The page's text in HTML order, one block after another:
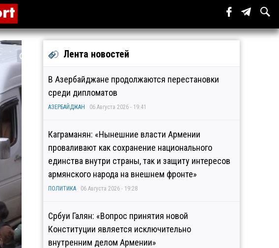
Лента новостей
В Азербайджане продолжаются перестановки
среди дипломатов
АЗЕРБАЙДЖАН 06 Августа 2026 - 19:41
Каграманян: «Нынешние власти Армении
проваливают как сохранение национального
единства внутри страны, так и защиту интересов
армянского народа на внешнем фронте»
ПОЛИТИКА 06 Августа 2026 - 19:28
Србуи Галян: «Вопрос принятия новой
Конституции является исключительно
внутренним делом Армении»